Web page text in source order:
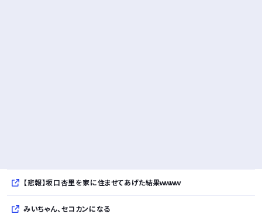
【悲報】坂口杏里を家に住ませてあげた結果ｗｗｗｗ
みいちゃん、セコカンになる